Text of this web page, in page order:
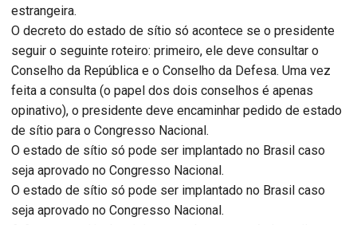
estrangeira.
O decreto do estado de sítio só acontece se o presidente
seguir o seguinte roteiro: primeiro, ele deve consultar o
Conselho da República e o Conselho da Defesa. Uma vez
feita a consulta (o papel dos dois conselhos é apenas
opinativo), o presidente deve encaminhar pedido de estado
de sítio para o Congresso Nacional.
O estado de sítio só pode ser implantado no Brasil caso
seja aprovado no Congresso Nacional.
O estado de sítio só pode ser implantado no Brasil caso
seja aprovado no Congresso Nacional.